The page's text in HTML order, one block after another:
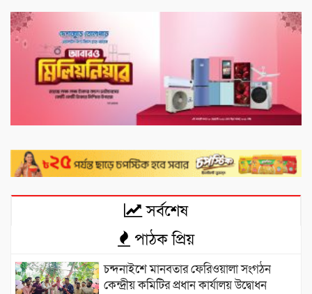
সর্বশেষ
পাঠক প্রিয়
চন্দনাইশে মানবতার ফেরিওয়ালা সংগঠন
কেন্দ্রীয় কমিটির প্রধান কার্যালয় উদ্বোধন